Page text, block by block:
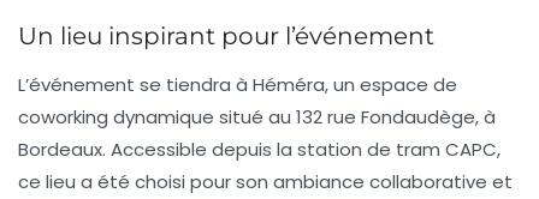
Un lieu inspirant pour l’événement
L’événement se tiendra à Héméra, un espace de
coworking dynamique situé au 132 rue Fondaudège, à
Bordeaux. Accessible depuis la station de tram CAPC,
ce lieu a été choisi pour son ambiance collaborative et